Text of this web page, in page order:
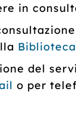
in
Biblioteca
del
o per